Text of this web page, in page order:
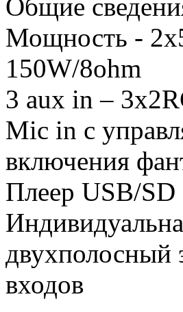
Общие
Мощность -
150W/8ohm
3 aux in –
Mic in с
включения
Плеер USB/
двухполосный
входов